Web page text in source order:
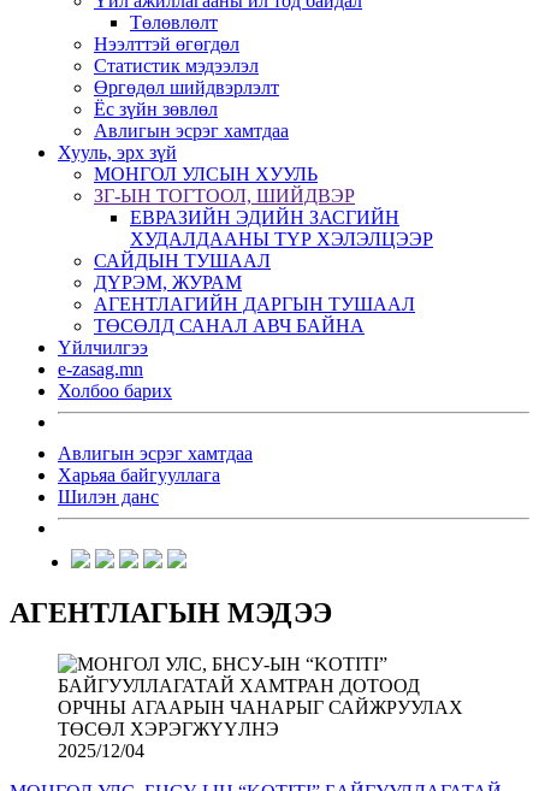
Төлөвлөлт
Нээлттэй өгөгдөл
Статистик мэдээлэл
Өргөдөл шийдвэрлэлт
Ёс зүйн зөвлөл
Авлигын эсрэг хамтдаа
Хууль, эрх зүй
МОНГОЛ УЛСЫН ХУУЛЬ
ЗГ-ЫН ТОГТООЛ, ШИЙДВЭР
ЕВРАЗИЙН ЭДИЙН ЗАСГИЙН
ХУДАЛДААНЫ ТҮР ХЭЛЭЛЦЭЭР
САЙДЫН ТУШААЛ
ДҮРЭМ, ЖУРАМ
АГЕНТЛАГИЙН ДАРГЫН ТУШААЛ
ТӨСӨЛД САНАЛ АВЧ БАЙНА
Үйлчилгээ
e-zasag.mn
Холбоо барих
Авлигын эсрэг хамтдаа
Харьяа байгууллага
Шилэн данс
АГЕНТЛАГЫН МЭДЭЭ
2025/12/04